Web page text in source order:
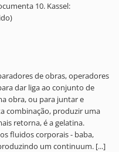
10. Kassel:
de obras, operadores
dar liga ao conjunto de
obra, ou para juntar e
combinação, produzir uma
retorna, é a gelatina.
fluidos corporais - baba,
um continuum. [...]